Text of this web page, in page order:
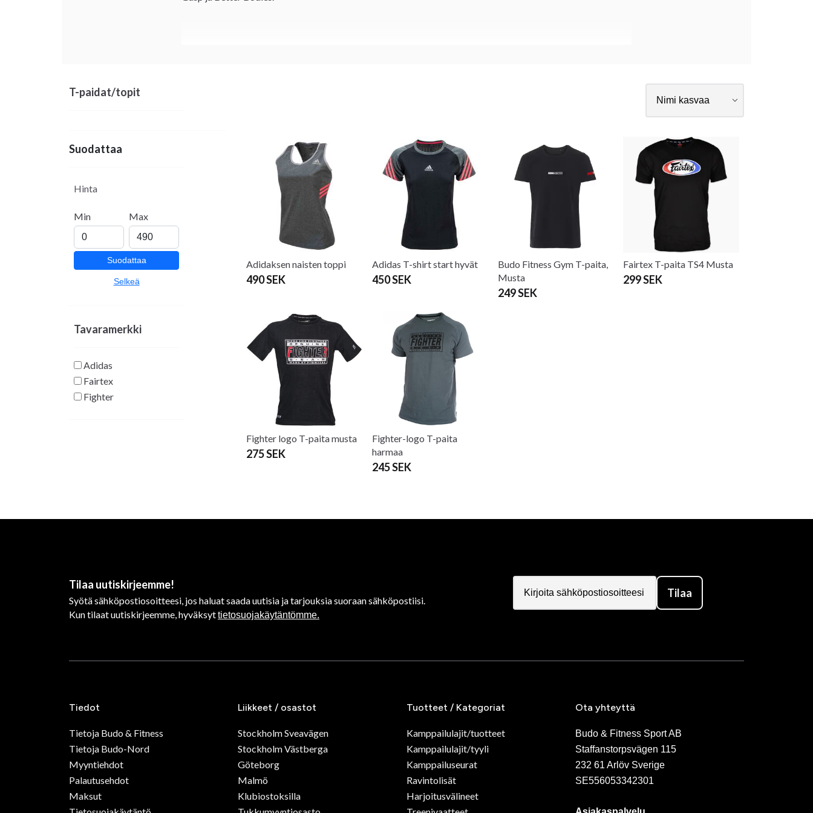
T-paidat/topit
Suodattaa
Hinta
Min Max
Suodattaa
Selkeä
Tavaramerkki
Adidas
Fairtex
Fighter
Adidaksen naisten toppi
490 SEK
Adidas T-shirt start hyvät
450 SEK
Budo Fitness Gym T-paita,
Musta
249 SEK
Fairtex T-paita TS4 Musta
299 SEK
Fighter logo T-paita musta
275 SEK
Fighter-logo T-paita
harmaa
245 SEK
Tilaa uutiskirjeemme!
Syötä sähköpostiosoitteesi, jos haluat saada uutisia ja tarjouksia suoraan sähköpostiisi.
Kun tilaat uutiskirjeemme, hyväksyttietosuojakäytäntömme.
Tilaa
Tiedot
Tietoja Budo & Fitness
Tietoja Budo-Nord
Myyntiehdot
Palautusehdot
Maksut
Liikkeet / osastot
Stockholm Sveavägen
Stockholm Västberga
Göteborg
Malmö
Klubiostoksilla
Tuotteet / Kategoriat
Kamppailulajit/tuotteet
Kamppailulajit/tyyli
Kamppailuseurat
Ravintolisät
Harjoitusvälineet
Ota yhteyttä
Budo & Fitness Sport AB
Staffanstorpsvägen 115
232 61 Arlöv Sverige
SE556053342301